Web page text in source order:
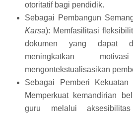
otoritatif bagi pendidik.
Sebagai Pembangun
Karsa): Memfasilitasi
dokumen yang dapat
meningkatkan
mengontekstualisasikan
Sebagai Pemberi Kekuatan
Memperkuat kemandirian
guru melalui